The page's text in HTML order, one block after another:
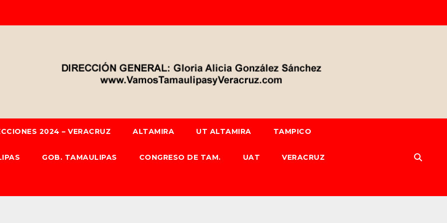
2024 – VERACRUZ ALTAMIRA UT ALTAMIRA TAMPICO
GOB. TAMAULIPAS CONGRESO DE TAM. UAT VERACRUZ